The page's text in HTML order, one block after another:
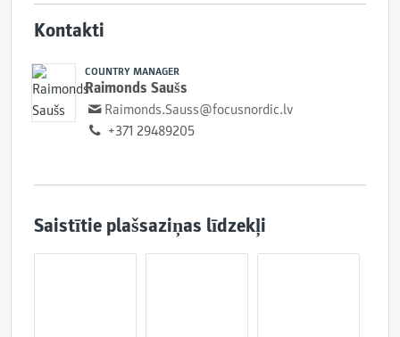
Kontakti
COUNTRY MANAGER
Raimonds Saušs
Raimonds.Sauss@focusnordic.lv
+371 29489205
Saistītie plašsaziņas līdzekļi